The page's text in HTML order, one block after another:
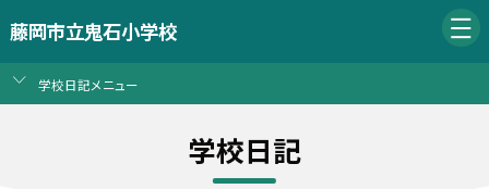
藤岡市立鬼石小学校
学校日記メニュー
学校日記